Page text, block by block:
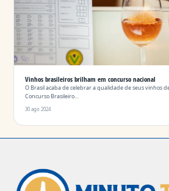
Vinhos brasileiros brilham em concurso nacional
O Brasil acaba de celebrar a qualidade de seus vinhos
Concurso Brasileiro…
30 ago 2024